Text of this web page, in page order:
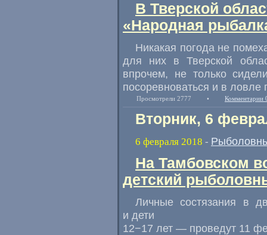
В Тверской
«Народная
Никакая погода не
для них в Тверской
впрочем,
не только
посоревноваться и в ловле
Просмотрели 2777 • Комментарии
Вторник, 6
6 февраля 2018 -
На Тамбовском
детский
Личные состязания в
и дети
12−17 лет — проведут 11